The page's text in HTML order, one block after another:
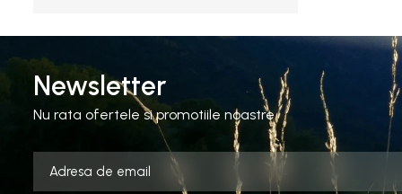
Newsletter
Nu rata ofertele si promotiile noastre